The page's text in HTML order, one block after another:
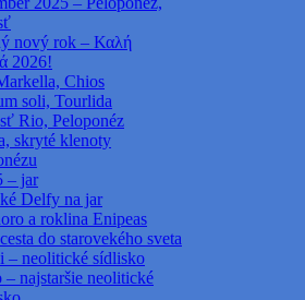
nový rok – Καλή
2026!
Chios
soli, Tourlida
Rio, Peloponéz
skryté klenoty
– jar
Delfy na jar
a roklina Enipeas
do starovekého sveta
– neolitické sídlisko
– najstaršie neolitické